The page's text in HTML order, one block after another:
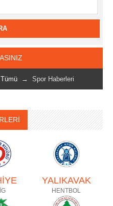
→ Spor Haberleri
YALIKAVAK
HENTBOL